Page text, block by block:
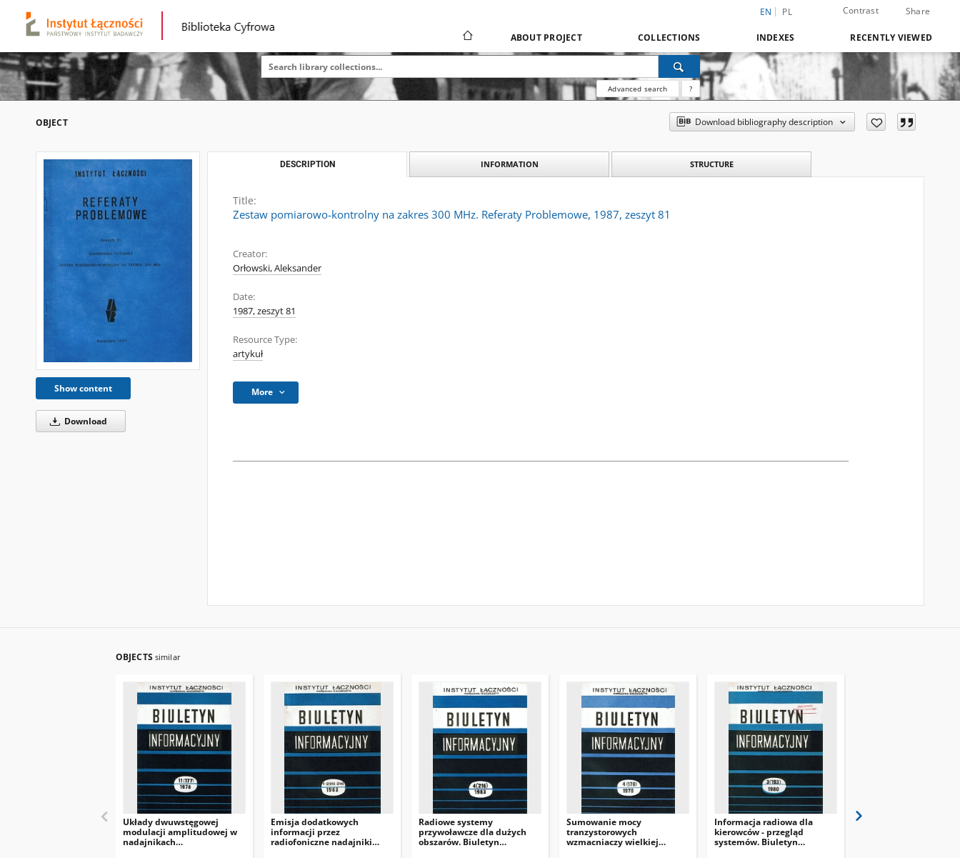
EN PL Contrast Share
ABOUT PROJECT COLLECTIONS INDEXES RECENTLY VIEWED
Advanced search ?
OBJECT Download bibliography description
Show content
Download
DESCRIPTION INFORMATION STRUCTURE
Title:
Zestaw pomiarowo-kontrolny na zakres 300 MHz. Referaty Problemowe, 1987, zeszyt 81
Creator:
Orłowski, Aleksander
Date:
1987, zeszyt 81
Resource Type:
artykuł
More
OBJECTS similar
Układy dwuwstęgowej
modulacji amplitudowej w
nadajnikach
Emisja dodatkowych
informacji przez
radiofoniczne nadajniki
Radiowe systemy
przywoławcze dla dużych
obszarów. Biuletyn
Sumowanie mocy
tranzystorowych
wzmacniaczy wielkiej
Informacja radiowa dla
kierowców - przegląd
systemów. Biuletyn